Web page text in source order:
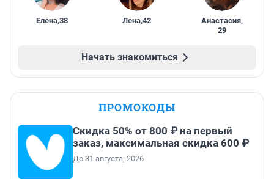
Елена,38 Лена,42 Анастасия,
29
Начать знакомиться
ПРОМОКОДЫ
Скидка 50% от 800 ₽ на первый
заказ, максимальная скидка 600 ₽
До 31 августа, 2026